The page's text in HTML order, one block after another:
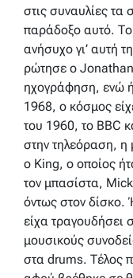
στις συναυλίες
παράδοξο αυτό.
ανήσυχο γι’ αυτή
ρώτησε ο
ηχογράφηση, ενώ
1968, ο κόσμος
του 1960, το BBC
στην τηλεόραση,
ο King, ο οποίος
τον μπασίστα,
όντως στον δίσκο.
είχα τραγουδήσει
μουσικούς
στα drums. Τέλος